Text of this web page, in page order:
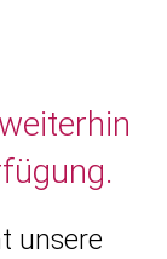
unsere